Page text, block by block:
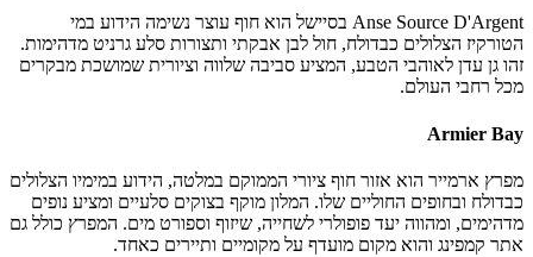
Anse Source D'Argent בסיישל הוא חוף עוצר נשימה הידוע במי
הטורקיז הצלולים כבדולח, חול לבן אבקתי ותצורות סלע גרניט מדהימות.
זהו גן עדן לאוהבי הטבע, המציע סביבה שלווה וציורית שמושכת מבקרים
מכל רחבי העולם.
Armier Bay
מפרץ ארמייר הוא אזור חוף ציורי הממוקם במלטה, הידוע במימיו הצלולים
כבדולח ובחופים החוליים שלו. המלון מוקף בצוקים סלעיים ומציע נופים
מדהימים, ומהווה יעד פופולרי לשחייה, שיזוף וספורט מים. המפרץ כולל גם
אתר קמפינג והוא מקום מועדף על מקומיים ותיירים כאחד.